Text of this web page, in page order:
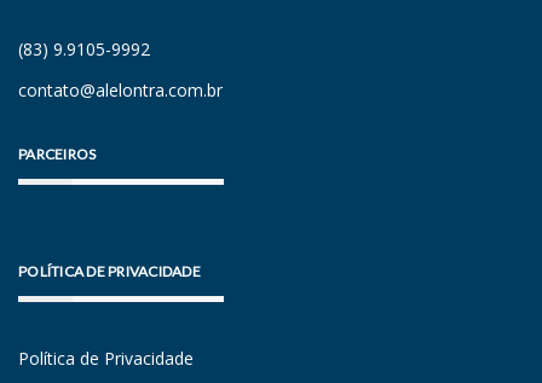
(83) 9.9105-9992
contato@alelontra.com.br
PARCEIROS
POLÍTICA DE PRIVACIDADE
Política de Privacidade